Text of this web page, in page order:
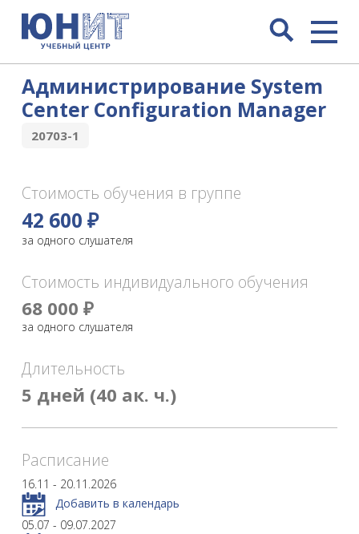
Администрирование System
Center Configuration Manager
20703-1
Стоимость обучения в группе
42 600 ₽
за одного слушателя
Стоимость индивидуального обучения
68 000 ₽
за одного слушателя
Длительность
5 дней (40 ак. ч.)
Расписание
16.11 - 20.11.2026
Добавить в календарь
05.07 - 09.07.2027